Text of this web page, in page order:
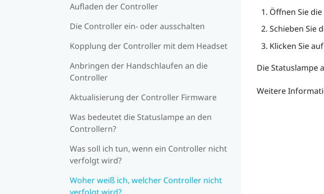
Aufladen der Controller
Die Controller ein- oder ausschalten
Kopplung der Controller mit dem Headset
Anbringen der Handschlaufen an die
Controller
Aktualisierung der Controller Firmware
Was bedeutet die Statuslampe an den
Controllern?
Was soll ich tun, wenn ein Controller nicht
verfolgt wird?
Woher weiß ich, welcher Controller nicht
Öffnen Sie die
Schieben Sie
Klicken Sie auf
Die Statuslampe
Weitere